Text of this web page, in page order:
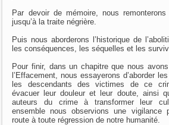
Par devoir de mémoire, nous remonterons
jusqu’à la traite négrière.
Puis nous aborderons l’historique de
les conséquences, les séquelles et les
Pour finir, dans un chapitre que nous
l’Effacement, nous essayerons d’aborder
les descendants des victimes de ce
évacuer leur douleur et leur doute, ainsi
auteurs du crime à transformer leur
ensemble nous observions une vigilance
route à toute régression de notre humanité.